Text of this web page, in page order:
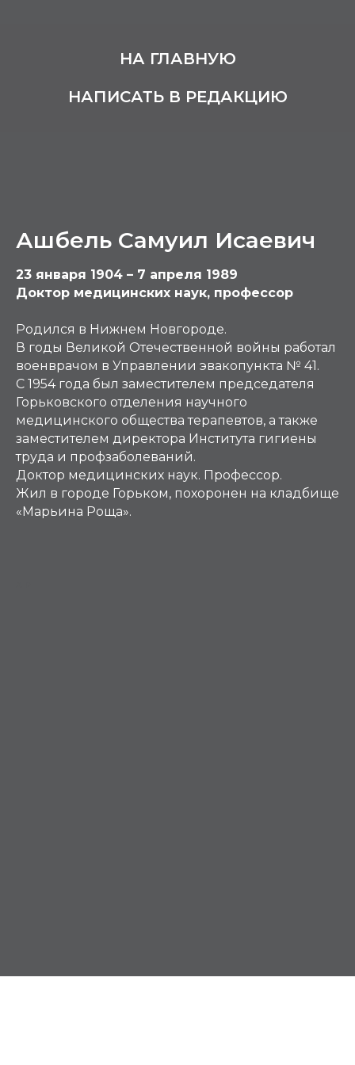
НА ГЛАВНУЮ
НАПИСАТЬ В РЕДАКЦИЮ
Ашбель Самуил Исаевич
23 января 1904 – 7 апреля 1989
Доктор медицинских наук, профессор
Родился в Нижнем Новгороде.
В годы Великой Отечественной войны работал
военврачом в Управлении эвакопункта № 41.
С 1954 года был заместителем председателя
Горьковского отделения научного
медицинского общества терапевтов, а также
заместителем директора Института гигиены
труда и профзаболеваний.
Доктор медицинских наук. Профессор.
Жил в городе Горьком, похоронен на кладбище
«Марьина Роща».